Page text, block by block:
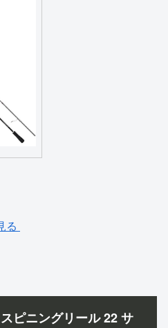
る
ピニングリール 22 サ